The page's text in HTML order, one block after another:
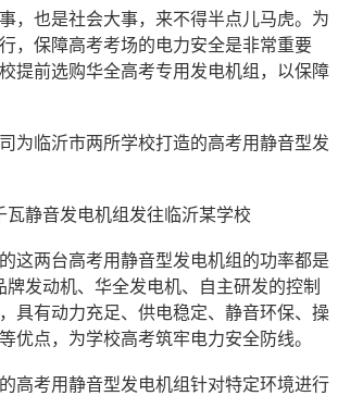
也是社会大事，来不得半点儿马虎。为
，保障高考考场的电力安全是非常重要
提前选购华全高考专用发电机组，以保障
临沂市两所学校打造的高考用静音型发
两台高考用静音型发电机组的功率都是
牌发动机、华全发电机、自主研发的控制
具有动力充足、供电稳定、静音环保、操
优点，为学校高考筑牢电力安全防线。
考用静音型发电机组针对特定环境进行